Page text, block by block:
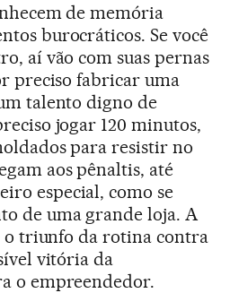
de memória
burocráticos. Se você
aí vão com suas pernas
preciso fabricar uma
talento digno de
jogar 120 minutos,
para resistir no
aos pênaltis, até
especial, como se
de uma grande loja. A
o triunfo da rotina contra
vitória da
o empreendedor.